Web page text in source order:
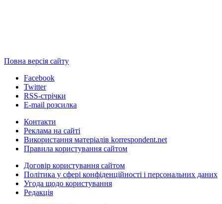
Повна версія сайту
Facebook
Twitter
RSS-стрічки
E-mail розсилка
Контакти
Реклама на сайті
Використання матеріалів korrespondent.net
Правила користування сайтом
Договір користування сайтом
Політика у сфері конфіденційності і персональних даних
Угода щодо користування
Редакція